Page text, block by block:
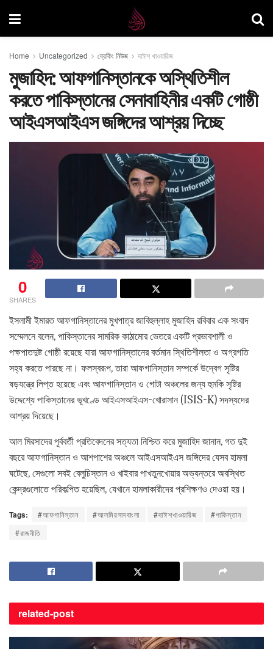
Home Uncategorized ব্রেকিং নিউজ দাঈশ খাওয়ারিজ
মুজাহিদ: আফগানিস্তানকে অস্থিতিশীল
করতে পাকিস্তানের সেনাবাহিনীর একটি গোষ্ঠী
আইএসআইএস জঙ্গিদের আশ্রয় দিচ্ছে
0
SHARES
ইসলামী ইমারত আফগানিস্তানের মুখপাত্র জাবিহুল্লাহ মুজাহিদ রবিবার এক সংবাদ
সম্মেলনে বলেন, পাকিস্তানের সামরিক কাঠামোর ভেতরে একটি প্রভাবশালী ও
পক্ষপাতদুষ্ট গোষ্ঠী রয়েছে যারা আফগানিস্তানের বর্তমান স্থিতিশীলতা ও অগ্রগতি
সহ্য করতে পারছে না। ফলস্বরূপ, তারা আফগানিস্তান সম্পর্কে উদ্বেগ সৃষ্টির
ষড়যন্ত্রে লিপ্ত হয়েছে এবং আফগানিস্তান ও গোটা অঞ্চলের জন্য হুমকি সৃষ্টির
উদ্দেশ্যে পাকিস্তানের ভূখণ্ডে আইএসআইএস-খোরাসান (ISIS-K) সদস্যদের
আশ্রয় দিয়েছে।
আল মিরসাদের পূর্ববর্তী প্রতিবেদনের সত্যতা নিশ্চিত করে মুজাহিদ জানান, গত দুই
বছরে আফগানিস্তান ও আশপাশের অঞ্চলে আইএসআইএস জঙ্গিদের যেসব হামলা
ঘটেছে, সেগুলো সবই বেলুচিস্তান ও খাইবার পাখতুনখোয়ার অভ্যন্তরে অবস্থিত
কেন্দ্রগুলোতে পরিকল্পিত হয়েছিল, যেখানে হামলাকারীদের প্রশিক্ষণও দেওয়া হয়।
Tags: #আফগানিস্তান #আলমিরসাদবাংলা #দাঈশখাওয়ারিজ
#পাকিস্তান
#রাজনীতি
related-post